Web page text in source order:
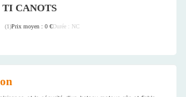
TI CANOTS
(1)Prix moyen : 0 €Durée : NC